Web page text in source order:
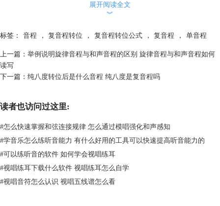
程的过程中，我们只需要记住一个公式：复音程度数-7=单音程度数，记
例，我们将大九度带入到公式中，即：九度-7=2，因此大九度音程转为单
音程后的度数为2。
而在复音程向单音程转为的过程中，音程的性质是不发生变化的，即原来
是什么音程，转位后也还是什么音程，结合上面的公式，我们就可以得出
大九度这个复音程向但音程转位后便成为了大二度。
另外，在下方我们也收集了从复音程向单音程转位的规律表格，我们在理
展开阅读全文
︾
标签： 音程 ， 复音程转位 ， 复音程转位公式 ， 复音程 ， 单音程
上一篇： 举例说明旋律音程与和声音程的区别 旋律音程与和声音程如何
读写
下一篇： 纯八度转位后是什么音程 纯八度是复音程吗
读者也访问过这里:
#怎么快速掌握和弦连接规律 怎么通过模唱强化和声感知
#学音乐怎么练听音能力 有什么好用的工具可以快速提高听音能力的
#可以练听音的软件 如何学会视唱练耳
#视唱练耳下载什么软件 视唱练耳怎么自学
#视唱音符怎么认识 视唱五线谱怎么看